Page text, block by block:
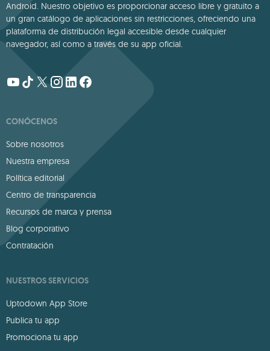
Android. Nuestro objetivo es proporcionar acceso libre y gratuito a
un gran catálogo de aplicaciones sin restricciones, ofreciendo una
plataforma de distribución legal accesible desde cualquier
navegador, así como a través de su app oficial.
CONÓCENOS
Sobre nosotros
Nuestra empresa
Política editorial
Centro de transparencia
Recursos de marca y prensa
Blog corporativo
Contratación
NUESTROS SERVICIOS
Uptodown App Store
Publica tu app
Promociona tu app